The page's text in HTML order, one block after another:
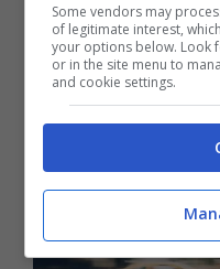
lambire il Reno. Il
concesso alla
ancora è di fatto
Some vendors may
of legitimate interest,
your options below. Look
or in the site menu to
and cookie settings.